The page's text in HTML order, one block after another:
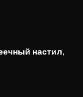
настил,